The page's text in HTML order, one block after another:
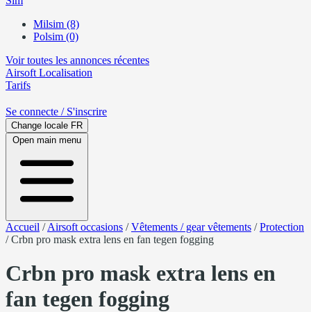
Milsim (8)
Polsim (0)
Voir toutes les annonces récentes
Airsoft Localisation
Tarifs
Se connecte / S'inscrire
Change locale FR
Open main menu
Accueil /Airsoft occasions /Vêtements / gear vêtements /Protection
/Crbn pro mask extra lens en fan tegen fogging
Crbn pro mask extra lens en
fan tegen fogging